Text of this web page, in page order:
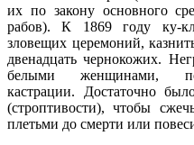
их по закону основного
рабов). К 1869 году ку-
зловещих церемоний,
двенадцать чернокожих.
белыми женщинами,
кастрации. Достаточно
(строптивости), чтобы
плетьми до смерти или